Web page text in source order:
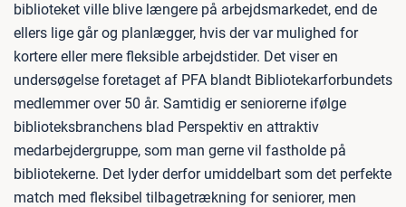
biblioteket ville blive længere på arbejdsmarkedet, end de
ellers lige går og planlægger, hvis der var mulighed for
kortere eller mere fleksible arbejdstider. Det viser en
undersøgelse foretaget af PFA blandt Bibliotekarforbundets
medlemmer over 50 år. Samtidig er seniorerne ifølge
biblioteksbranchens blad Perspektiv en attraktiv
medarbejdergruppe, som man gerne vil fastholde på
bibliotekerne. Det lyder derfor umiddelbart som det perfekte
match med fleksibel tilbagetrækning for seniorer, men